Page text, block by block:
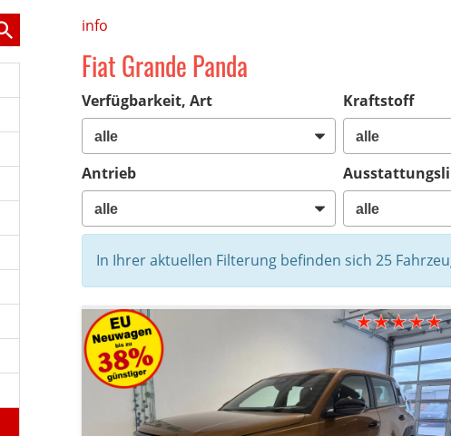
info
Fiat Grande Panda
Verfügbarkeit, Art Kraftstoff
Antrieb
In Ihrer aktuellen Filterung befinden sich 25